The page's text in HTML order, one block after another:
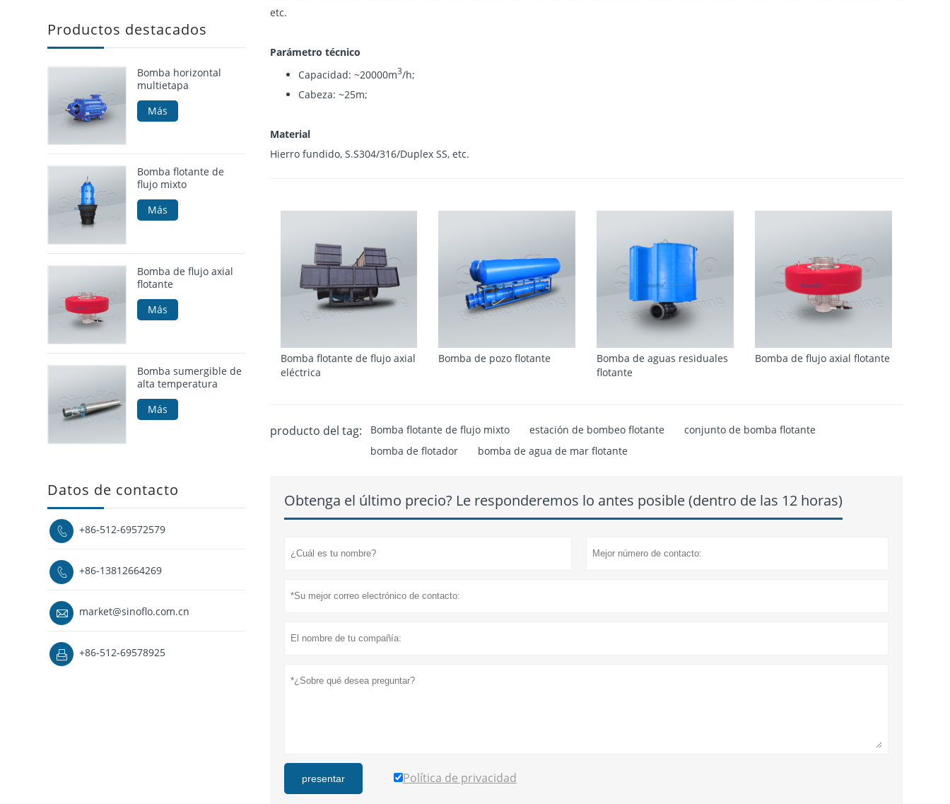
etc.
Parámetro técnico
Capacidad: ~20000m3/h;
Cabeza: ~25m;
Material
Hierro fundido, S.S304/316/Duplex SS, etc.
Bomba flotante de flujo axial
eléctrica
Bomba de pozo flotante
Bomba de aguas residuales
flotante
Bomba de flujo axial flotante
producto del tag: Bomba flotante de flujo mixto estación de bombeo flotante
conjunto de bomba flotante
bomba de flotador
bomba de agua de mar flotante
Obtenga el último precio? Le responderemos lo antes posible (dentro de las 12 horas)
presentar Política de privacidad
Productos destacados
Bomba horizontal
multietapa
Más
Bomba flotante de
flujo mixto
Más
Bomba de flujo axial
flotante
Más
Bomba sumergible de
alta temperatura
Más
Datos de contacto
 +86-512-69572579
 +86-13812664269
 market@sinoflo.com.cn
 +86-512-69578925